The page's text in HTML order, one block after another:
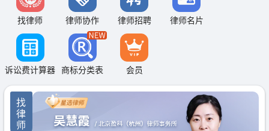
找律师 律师协作 律师招聘 律师名片
诉讼费计算器 商标分类表 会员
找
律
师